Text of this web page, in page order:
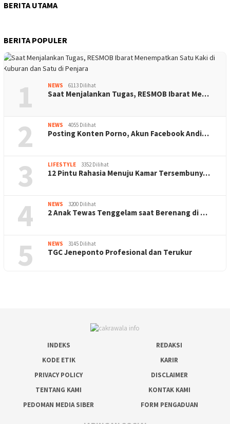
BERITA UTAMA
BERITA POPULER
1 NEWS 6113 Dilihat
Saat Menjalankan Tugas, RESMOB Ibarat Me…
2 NEWS 4055 Dilihat
Posting Konten Porno, Akun Facebook Andi…
3 LIFESTYLE 3352 Dilihat
12 Pintu Rahasia Menuju Kamar Tersembuny…
4 NEWS 3200 Dilihat
2 Anak Tewas Tenggelam saat Berenang di …
5 NEWS 3145 Dilihat
TGC Jeneponto Profesional dan Terukur
INDEKS
REDAKSI
KODE ETIK
KARIR
PRIVACY POLICY
DISCLAIMER
TENTANG KAMI
KONTAK KAMI
PEDOMAN MEDIA SIBER
FORM PENGADUAN